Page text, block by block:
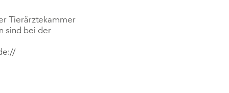
Tierärztekammer
sind bei der